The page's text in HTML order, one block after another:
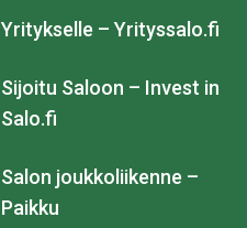
Yritykselle – Yrityssalo.fi
Sijoitu Saloon – Invest in
Salo.fi
Salon joukkoliikenne –
Paikku